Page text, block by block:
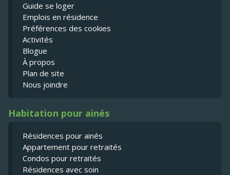
Guide se loger
Emplois en résidence
Préférences des cookies
Activités
Blogue
À propos
Plan de site
Nous joindre
Habitation pour ainés
Résidences pour ainés
Appartement pour retraités
Condos pour retraités
Résidences avec soin